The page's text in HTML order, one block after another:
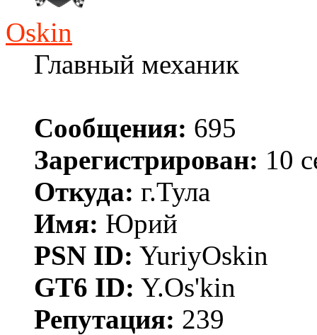
Oskin
Главный механик
Сообщения: 695
Зарегистрирован: 10
Откуда: г.Тула
Имя: Юрий
PSN ID: YuriyOskin
GT6 ID: Y.Os'kin
Репутация: 239